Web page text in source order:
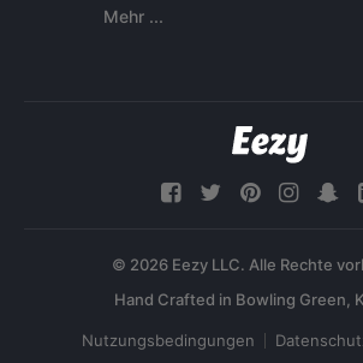
Mehr ...
© 2026 Eezy LLC. Alle Rechte
Nutzungsbedingungen